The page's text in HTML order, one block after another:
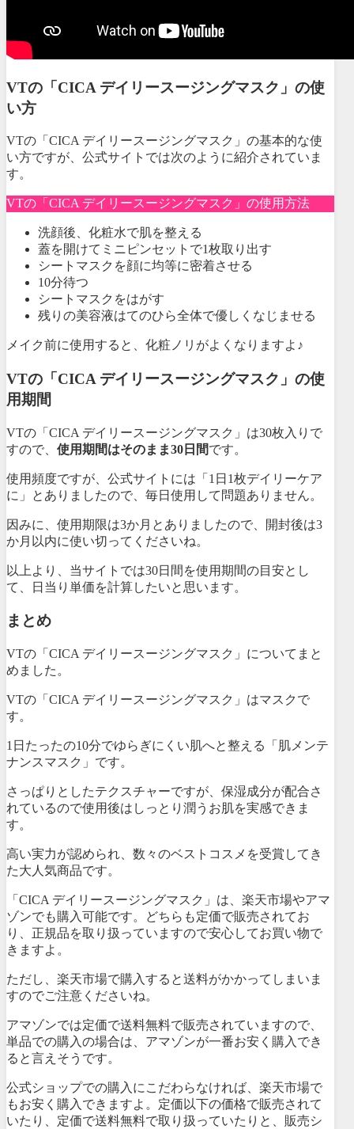
VTの「CICA デイリースージングマスク」の使
い方
VTの「CICA デイリースージングマスク」の基本的な使
い方ですが、公式サイトでは次のように紹介されていま
す。
VTの「CICA デイリースージングマスク」の使用方法
洗顔後、化粧水で肌を整える
蓋を開けてミニピンセットで1枚取り出す
シートマスクを顔に均等に密着させる
10分待つ
シートマスクをはがす
残りの美容液はてのひら全体で優しくなじませる
メイク前に使用すると、化粧ノリがよくなりますよ♪
VTの「CICA デイリースージングマスク」の使
用期間
VTの「CICA デイリースージングマスク」は30枚入りで
すので、 使用期間はそのまま30日間です。
使用頻度ですが、公式サイトには「1日1枚デイリーケア
に」とありましたので、毎日使用して問題ありません。
因みに、使用期限は3か月とありましたので、開封後は3
か月以内に使い切ってくださいね。
以上より、当サイトでは30日間を使用期間の目安とし
て、日当り単価を計算したいと思います。
まとめ
VTの「CICA デイリースージングマスク」についてまと
めました。
VTの「CICA デイリースージングマスク」はマスクで
す。
1日たったの10分でゆらぎにくい肌へと整える「肌メンテ
ナンスマスク」です。
さっぱりとしたテクスチャーですが、保湿成分が配合さ
れているので使用後はしっとり潤うお肌を実感できま
す。
高い実力が認められ、数々のベストコスメを受賞してき
た大人気商品です。
「CICA デイリースージングマスク」は、楽天市場やアマ
ゾンでも購入可能です。どちらも定価で販売されてお
り、正規品を取り扱っていますので安心してお買い物で
きますよ。
ただし、楽天市場で購入すると送料がかかってしまいま
すのでご注意くださいね。
アマゾンでは定価で送料無料で販売されていますので、
単品での購入の場合は、アマゾンが一番お安く購入でき
ると言えそうです。
公式ショップでの購入にこだわらなければ、楽天市場で
もお安く購入できますよ。定価以下の価格で販売されて
いたり、定価で送料無料で取り扱っていたりと、販売シ